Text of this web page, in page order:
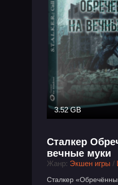
3.52 GB
Сталкер
вечные муки
Жанр: Экшен игры /
Сталкер